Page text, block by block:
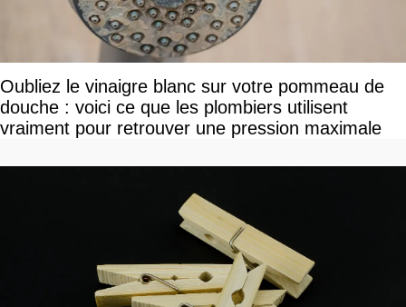
Oubliez le vinaigre blanc sur votre pommeau de
douche : voici ce que les plombiers utilisent
vraiment pour retrouver une pression maximale